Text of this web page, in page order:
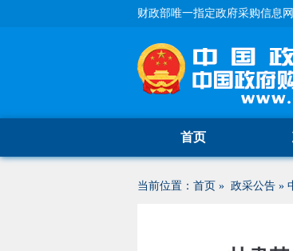
财政部唯一指定政府采购信息
首页
当前位置： 首页 » 政采公告 »